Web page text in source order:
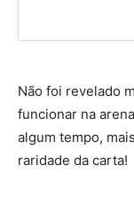
Não foi revelado
funcionar na
algum tempo,
raridade da carta!